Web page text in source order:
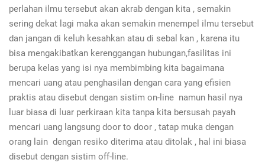
perlahan ilmu tersebut akan akrab dengan kita , semakin
sering dekat lagi maka akan semakin menempel ilmu tersebut
dan jangan di keluh kesahkan atau di sebal kan , karena itu
bisa mengakibatkan kerenggangan hubungan,fasilitas ini
berupa kelas yang isi nya membimbing kita bagaimana
mencari uang atau penghasilan dengan cara yang efisien
praktis atau disebut dengan sistim on-line namun hasil nya
luar biasa di luar perkiraan kita tanpa kita bersusah payah
mencari uang langsung door to door , tatap muka dengan
orang lain dengan resiko diterima atau ditolak , hal ini biasa
disebut dengan sistim off-line.